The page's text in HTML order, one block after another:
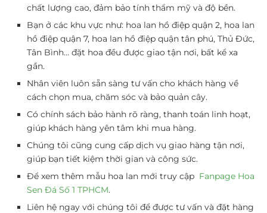
chất lượng cao, đảm bảo tính thẩm mỹ và độ bền.
Bạn ở các khu vực như: hoa lan hồ điệp quận 2, hoa lan
hồ điệp quận 7, hoa lan hồ điệp quận tân phú, Thủ Đức,
Tân Bình… đặt hoa đều được giao tận nơi, bất kể xa
gần.
Nhân viên luôn sẵn sàng tư vấn cho khách hàng về
cách chọn mua, chăm sóc và bảo quản cây.
Có chính sách bảo hành rõ ràng, thanh toán linh hoạt,
giúp khách hàng yên tâm khi mua hàng.
Chúng tôi cũng cung cấp dịch vụ giao hàng tận nơi,
giúp bạn tiết kiệm thời gian và công sức.
Để xem thêm mẫu hoa lan mới truy cập Fanpage Hoa
Sen Đá Số 1 TPHCM.
Liên hệ ngay với chúng tôi để được tư vấn và đặt hàng